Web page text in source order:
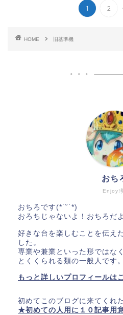
1 2
HOME 旧基準機
Enjoy!
おち
おちろです(*˙˘˙*)
おろちじゃないよ！おちろだよ
好きな台を楽しむことを伝え
した。
専業や兼業といった形ではな
とくくられる類の一般人です。
もっと詳しいプロフィールは
初めてこのブログに来てくれ
★初めての人用に１０記事用